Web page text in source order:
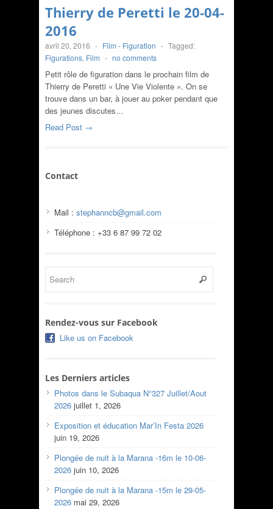
Thierry de Peretti le 20-04-
2016
avril 20, 2016 - Film - Figuration - Tagged:
Figurations, Film - no comments
Petit rôle de figuration dans le prochain film de
Thierry de Peretti « Une Vie Violente ». On se
trouve dans un bar, à jouer au poker pendant que
des jeunes discutes…
Read Post →
Contact
Mail : stephanncb@gmail.com
Téléphone : +33 6 87 99 72 02
Rendez-vous sur Facebook
Like us on Facebook
Les Derniers articles
Photos dans le Subaqua N°327 Juillet/Aout
2026 juillet 1, 2026
Exposition et éducation Mar’In Festa 2026
juin 19, 2026
Plongée de nuit à la Marana -16m le 10-06-
2026 juin 10, 2026
Plongée de nuit à la Marana -15m le 29-05-
2026 mai 29, 2026